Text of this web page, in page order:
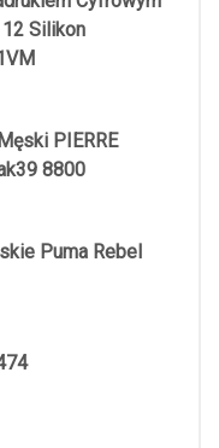
Silikon
PIERRE
8800
Puma Rebel